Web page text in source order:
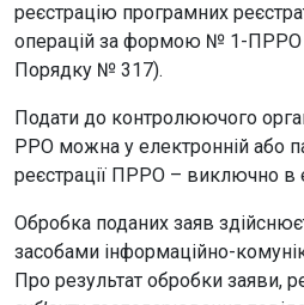
реєстрацію програмних
операцій за формою № 1-ПРРО
Порядку № 317).
Подати до контролюючого
РРО можна у електронній або
реєстрації ПРРО – виключно в
Обробка поданих заяв
засобами інформаційно-
Про результат обробки